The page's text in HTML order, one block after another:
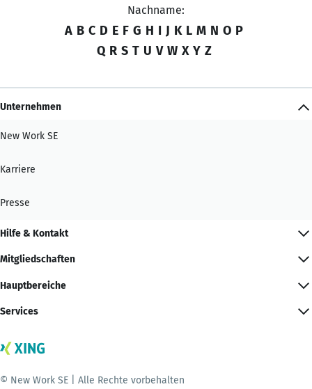
Nachname:
A B C D E F G H I J K L M N O P
Q R S T U V W X Y Z
Unternehmen
New Work SE
Karriere
Presse
Hilfe & Kontakt
Mitgliedschaften
Hauptbereiche
Services
© New Work SE | Alle Rechte vorbehalten